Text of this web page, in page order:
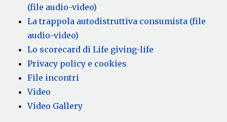
(file audio-video)
La trappola autodistruttiva consumista (file
audio-video)
Lo scorecard di Life giving-life
Privacy policy e cookies
File incontri
Video
Video Gallery